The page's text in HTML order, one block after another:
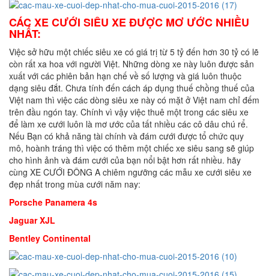
CÁC XE CƯỚI SIÊU XE ĐƯỢC MƠ ƯỚC NHIỀU
NHẤT:
Việc sở hữu một chiếc siêu xe có giá trị từ 5 tỷ đến hơn 30 tỷ có lẽ
còn rất xa hoa với người Việt. Những dòng xe này luôn được sản
xuất với các phiên bản hạn chế về số lượng và giá luôn thuộc
dạng siêu đắt. Chưa tính đến cách áp dụng thuế chồng thuế của
Việt nam thì việc các dòng siêu xe này có mặt ở Việt nam chỉ đếm
trên đầu ngón tay. Chính vì vậy việc thuê một trong các siêu xe
để làm xe cưới luôn là mơ ước của tất nhiều các cô dâu chú rể.
Nếu Bạn có khả năng tài chính và đám cưới được tổ chức quy
mô, hoành tráng thì việc có thêm một chiếc xe siêu sang sẽ giúp
cho hình ảnh và đám cưới của bạn nổi bật hơn rất nhiều. hãy
cùng XE CƯỚI ĐÔNG A chiêm ngưỡng các mẫu xe cưới siêu xe
đẹp nhất trong mùa cưới năm nay:
Porsche Panamera 4s
Jaguar XJL
Bentley Continental